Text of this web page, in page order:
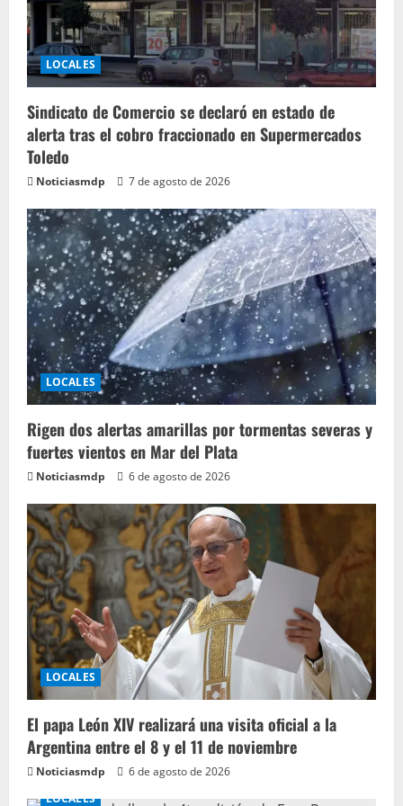
LOCALES
Sindicato de Comercio se declaró en estado de
alerta tras el cobro fraccionado en Supermercados
Toledo
Noticiasmdp 7 de agosto de 2026
LOCALES
Rigen dos alertas amarillas por tormentas severas y
fuertes vientos en Mar del Plata
Noticiasmdp 6 de agosto de 2026
LOCALES
El papa León XIV realizará una visita oficial a la
Argentina entre el 8 y el 11 de noviembre
Noticiasmdp
6 de agosto de 2026
LOCALES